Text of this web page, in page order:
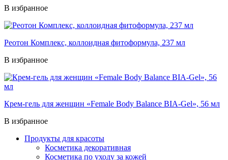
В избранное
Реотон Комплекс, коллоидная фитоформула, 237 мл
В избранное
Крем-гель для женщин «Female Body Balance BIA-Gel», 56 мл
В избранное
Продукты для красоты
Косметика декоративная
Косметика по уходу за кожей